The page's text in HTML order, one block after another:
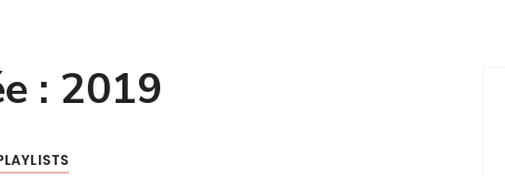
: 2019